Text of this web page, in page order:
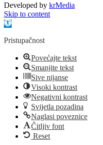
Developed by krMedia
Skip to content
Open toolbar
Pristupačnost
Povećajte tekst
Smanjite tekst
Sive nijanse
Visoki kontrast
Negativni kontrast
Svijetla pozadina
Naglasi poveznice
Čitljiv font
Reset